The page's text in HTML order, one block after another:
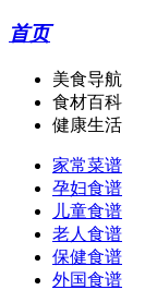
首页
美食导航
食材百科
健康生活
家常菜谱
孕妇食谱
儿童食谱
老人食谱
保健食谱
外国食谱